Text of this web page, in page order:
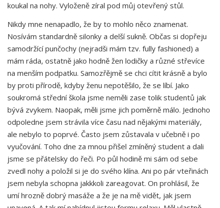
koukal na nohy. Vyloženě zíral pod můj otevřený stůl.
Nikdy mne nenapadlo, že by to mohlo něco znamenat.
Nosívám standardně silonky a delší sukně. Občas si dopřeju
samodržící punčochy (nejradši mám tzv. fully fashioned) a
mám ráda, ostatně jako hodně žen lodičky a různé střevíce
na menším podpatku. Samozřějmě se chci cítit krásně a bylo
by proti přírodě, kdyby ženu nepotěšilo, že se líbí. Jako
soukromá střední škola jsme neměli zase tolik studentů jak
bývá zvykem. Naopak, měli jsme jich poměrně málo. Jednoho
odpoledne jsem strávila více času nad nějakými materiály,
ale nebylo to poprvé. Často jsem zůstavala v učebně i po
vyučování. Toho dne za mnou přišel zmíněný student a dali
jsme se přátelsky do řeči. Po půl hodině mi sám od sebe
zvedl nohy a položil si je do svého klína. Ani po pár vteřinách
jsem nebyla schopna jakkkoli zareagovat. On prohlásil, že
umí hrozně dobrý masáže a že je na mě vidět, jak jsem